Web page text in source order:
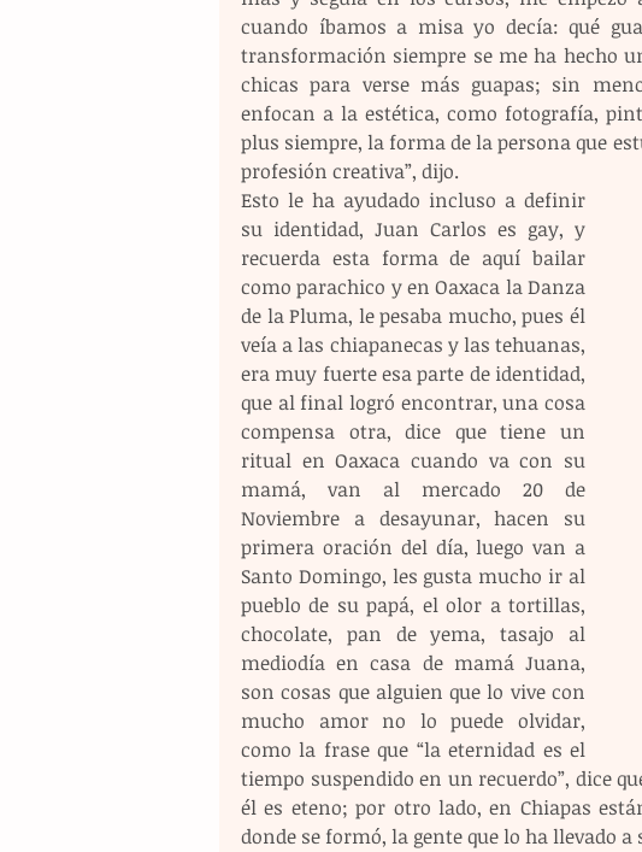
cuando íbamos a misa yo decía: qué
transformación siempre se me ha hecho
chicas para verse más guapas; sin
enfocan a la estética, como fotografía,
plus siempre, la forma de la persona que
profesión creativa”, dijo.
Esto le ha ayudado incluso a definir
su identidad, Juan Carlos es gay, y
recuerda esta forma de aquí bailar
como parachico y en Oaxaca la Danza
de la Pluma, le pesaba mucho, pues él
veía a las chiapanecas y las tehuanas,
era muy fuerte esa parte de identidad,
que al final logró encontrar, una cosa
compensa otra, dice que tiene un
ritual en Oaxaca cuando va con su
mamá, van al mercado 20 de
Noviembre a desayunar, hacen su
primera oración del día, luego van a
Santo Domingo, les gusta mucho ir al
pueblo de su papá, el olor a tortillas,
chocolate, pan de yema, tasajo al
mediodía en casa de mamá Juana,
son cosas que alguien que lo vive con
mucho amor no lo puede olvidar,
como la frase que “la eternidad es el
tiempo suspendido en un recuerdo”, dice
él es eteno; por otro lado, en Chiapas
donde se formó, la gente que lo ha llevado a